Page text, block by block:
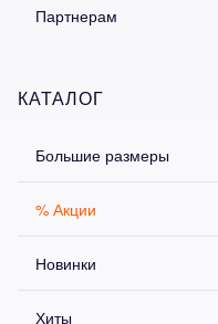
Партнерам
КАТАЛОГ
Большие размеры
% Акции
Новинки
Хиты